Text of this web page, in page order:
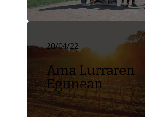
20/04/22
Ama Lurraren
Egunean